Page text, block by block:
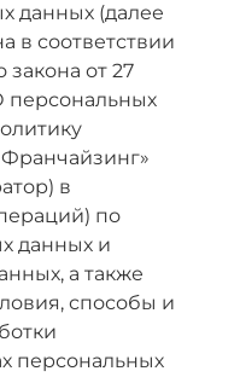
данных (далее
в соответствии
закона от 27
персональных
в
по
данных и
а также
способы и
персональных